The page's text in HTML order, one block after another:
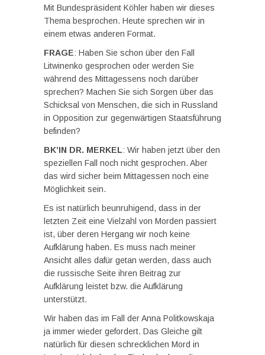
Mit Bundespräsident Köhler haben wir dieses
Thema besprochen. Heute sprechen wir in
einem etwas anderen Format.
FRAGE: Haben Sie schon über den Fall
Litwinenko gesprochen oder werden Sie
während des Mittagessens noch darüber
sprechen? Machen Sie sich Sorgen über das
Schicksal von Menschen, die sich in Russland
in Opposition zur gegenwärtigen Staatsführung
befinden?
BK’IN DR. MERKEL: Wir haben jetzt über den
speziellen Fall noch nicht gesprochen. Aber
das wird sicher beim Mittagessen noch eine
Möglichkeit sein.
Es ist natürlich beunruhigend, dass in der
letzten Zeit eine Vielzahl von Morden passiert
ist, über deren Hergang wir noch keine
Aufklärung haben. Es muss nach meiner
Ansicht alles dafür getan werden, dass auch
die russische Seite ihren Beitrag zur
Aufklärung leistet bzw. die Aufklärung
unterstützt.
Wir haben das im Fall der Anna Politkowskaja
ja immer wieder gefordert. Das Gleiche gilt
natürlich für diesen schrecklichen Mord in